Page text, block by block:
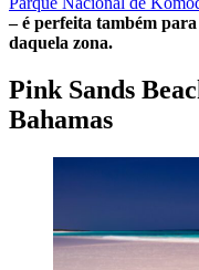
– é perfeita também para
daquela zona.
Pink Sands
Bahamas